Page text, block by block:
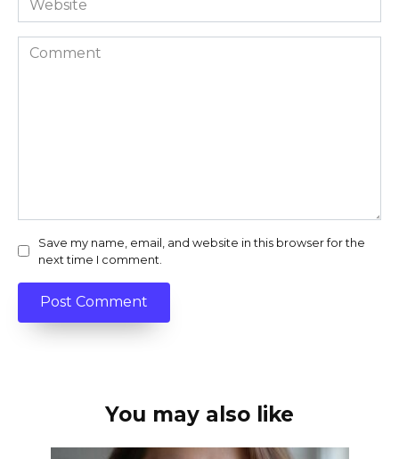
Comment
Save my name, email, and website in this browser for the
next time I comment.
You may also like